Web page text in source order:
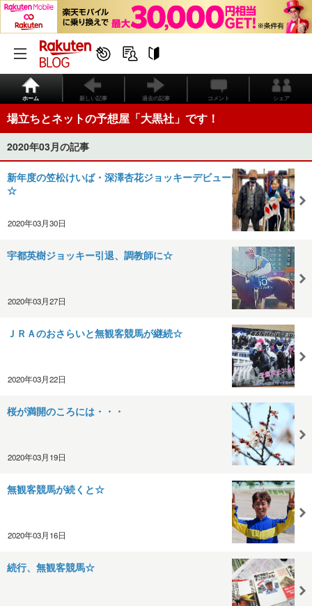
ホーム 新しい記事 過去の記事 コメント シェア
場立ちとネットの予想屋「大黒社」です！
2020年03月の記事
新年度の笠松けいば・深澤杏花ジョッキーデビュー
☆
2020年03月30日
宇都英樹ジョッキー引退、調教師に☆
2020年03月27日
ＪＲＡのおさらいと無観客競馬が継続☆
2020年03月22日
桜が満開のころには・・・
2020年03月19日
無観客競馬が続くと☆
2020年03月16日
続行、無観客競馬☆